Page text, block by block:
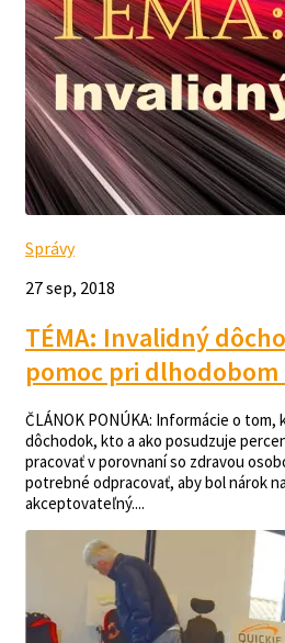
Správy
27 sep, 2018
TÉMA: Invalidný
pomoc pri
ČLÁNOK PONÚKA: Informácie o tom,
dôchodok, kto a ako posudzuje
pracovať v porovnaní so zdravou
potrebné odpracovať, aby bol nárok
akceptovateľný....